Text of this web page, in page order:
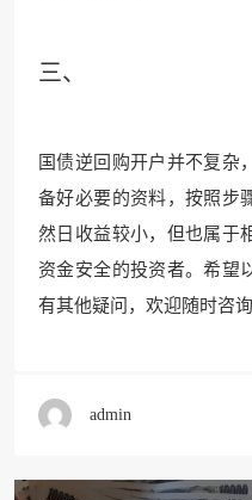
三、
国债逆回购开户并不复杂
备好必要的资料，按照步
然日收益较小，但也属于
资金安全的投资者。希望
有其他疑问，欢迎随时咨询
admin